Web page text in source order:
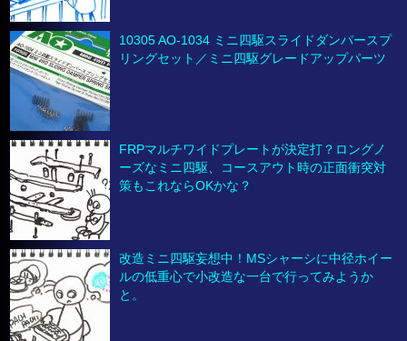
10305 AO-1034 ミニ四駆スライドダンパースプ
リングセット／ミニ四駆グレードアップパーツ
FRPマルチワイドプレートが決定打？ロングノ
ーズなミニ四駆、コースアウト時の正面衝突対
策もこれならOKかな？
改造ミニ四駆妄想中！MSシャーシに中径ホイー
ルの低重心で小改造な一台で行ってみようか
と。